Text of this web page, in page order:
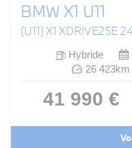
BMW X1 U11
(U11) X1 XDRIVE25E
Hybride
26 423km
41 990 €